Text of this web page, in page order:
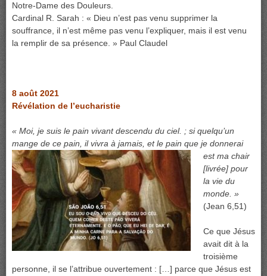
Notre-Dame des Douleurs.
Cardinal R. Sarah : « Dieu n’est pas venu supprimer la
souffrance, il n’est même pas venu l’expliquer, mais il est venu
la remplir de sa présence. » Paul Claudel
8 août 2021
Révélation de l’eucharistie
« Moi, je suis le pain vivant descendu du ciel. ; si quelqu’un
mange de ce pain, il vivra à jamais, et le pain que je donnerai
est ma chair
[livrée] pour
la vie du
monde. »
(Jean 6,51)
Ce que Jésus
avait dit à la
troisième
personne, il se l’attribue ouvertement : […] parce que Jésus est